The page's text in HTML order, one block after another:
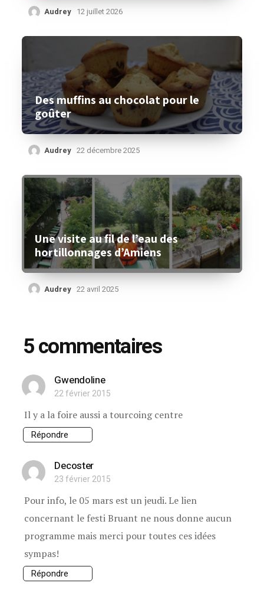
Audrey 12 juillet 2026
Des muffins au chocolat pour le
goûter
Audrey 22 décembre 2025
Une visite au fil de l’eau des
hortillonnages d’Amiens
Audrey 22 avril 2025
5 commentaires
Gwendoline
22 février 2015
Il y a la foire aussi a tourcoing centre
Répondre
Decoster
23 février 2015
Pour info, le 05 mars est un jeudi. Le lien
concernant le festi Bruant ne nous donne aucun
programme mais merci pour toutes ces idées
sympas!
Répondre